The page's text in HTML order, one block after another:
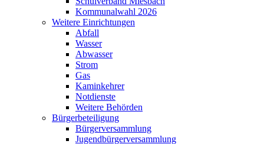
Kommunalwahl 2026
Weitere Einrichtungen
Abfall
Wasser
Abwasser
Strom
Gas
Kaminkehrer
Notdienste
Weitere Behörden
Bürgerbeteiligung
Bürgerversammlung
Jugendbürgerversammlung